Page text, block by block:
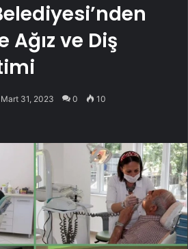
Ağız ve Diş
Mart 31, 2023 0 10